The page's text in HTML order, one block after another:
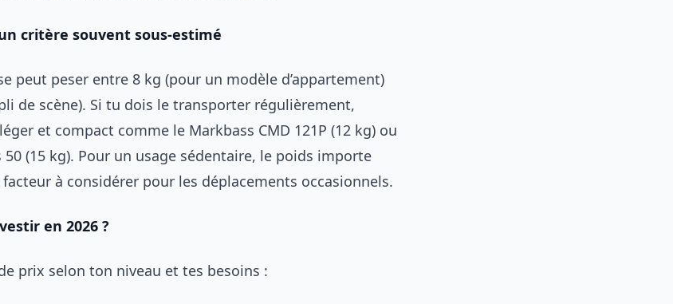
critère souvent sous-estimé
peut peser entre 8 kg (pour un modèle d’appartement)
de scène). Si tu dois le transporter régulièrement,
et compact comme le Markbass CMD 121P (12 kg) ou
50 (15 kg). Pour un usage sédentaire, le poids importe
à considérer pour les déplacements occasionnels.
en 2026 ?
prix selon ton niveau et tes besoins :